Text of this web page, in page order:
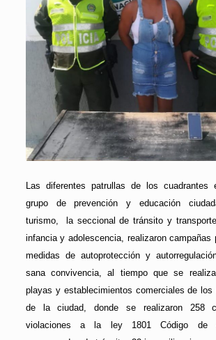
Las diferentes patrullas de los cuadrantes
grupo de prevención y educación
turismo, la seccional de tránsito y
infancia y adolescencia, realizaron campañas
medidas de autoprotección y
sana convivencia, al tiempo que se
playas y establecimientos comerciales de los
de la ciudad, donde se realizaron 258
violaciones a la ley 1801 Código de